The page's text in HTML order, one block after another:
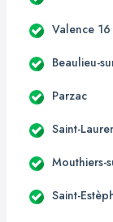
Valence 16
Beaulieu-
Parzac
Saint-
Mouthiers-
Saint-